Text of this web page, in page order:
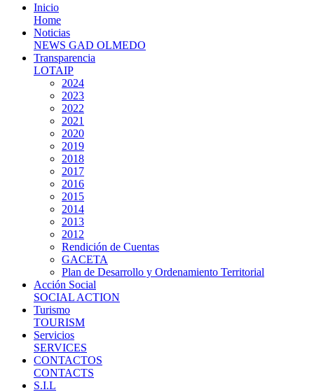
Inicio
Home
Noticias
NEWS GAD OLMEDO
Transparencia
LOTAIP
2024
2023
2022
2021
2020
2019
2018
2017
2016
2015
2014
2013
2012
Rendición de Cuentas
GACETA
Plan de Desarrollo y Ordenamiento Territorial
Acción Social
SOCIAL ACTION
Turismo
TOURISM
Servicios
SERVICES
CONTACTOS
CONTACTS
S.I.L